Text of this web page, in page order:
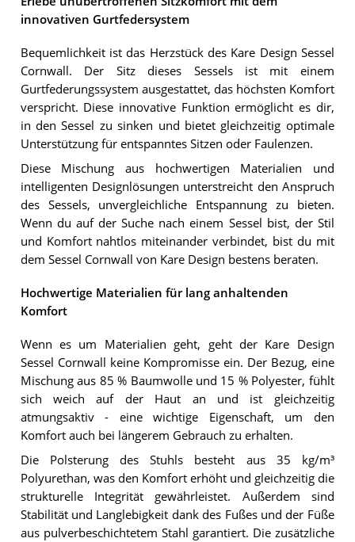
innovativen Gurtfedersystem
Bequemlichkeit ist das Herzstück des Kare Design Sessel
Cornwall. Der Sitz dieses Sessels ist mit einem
Gurtfederungssystem ausgestattet, das höchsten Komfort
verspricht. Diese innovative Funktion ermöglicht es dir,
in den Sessel zu sinken und bietet gleichzeitig optimale
Unterstützung für entspanntes Sitzen oder Faulenzen.
Diese Mischung aus hochwertigen Materialien und
intelligenten Designlösungen unterstreicht den Anspruch
des Sessels, unvergleichliche Entspannung zu bieten.
Wenn du auf der Suche nach einem Sessel bist, der Stil
und Komfort nahtlos miteinander verbindet, bist du mit
dem Sessel Cornwall von Kare Design bestens beraten.
Hochwertige Materialien für lang anhaltenden
Komfort
Wenn es um Materialien geht, geht der Kare Design
Sessel Cornwall keine Kompromisse ein. Der Bezug, eine
Mischung aus 85 % Baumwolle und 15 % Polyester, fühlt
sich weich auf der Haut an und ist gleichzeitig
atmungsaktiv - eine wichtige Eigenschaft, um den
Komfort auch bei längerem Gebrauch zu erhalten.
Die Polsterung des Stuhls besteht aus 35 kg/m³
Polyurethan, was den Komfort erhöht und gleichzeitig die
strukturelle Integrität gewährleistet. Außerdem sind
Stabilität und Langlebigkeit dank des Fußes und der Füße
aus pulverbeschichtetem Stahl garantiert. Die zusätzliche